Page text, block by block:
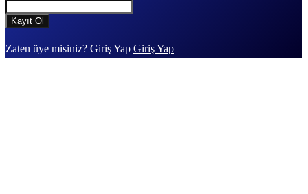
Zaten üye misiniz? Giriş Yap Giriş Yap